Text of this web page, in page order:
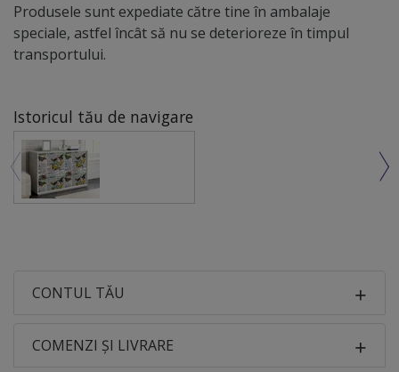
Produsele sunt expediate către tine în ambalaje
speciale, astfel încât să nu se deterioreze în timpul
transportului.
Istoricul tău de navigare
CONTUL TĂU
COMENZI ȘI LIVRARE